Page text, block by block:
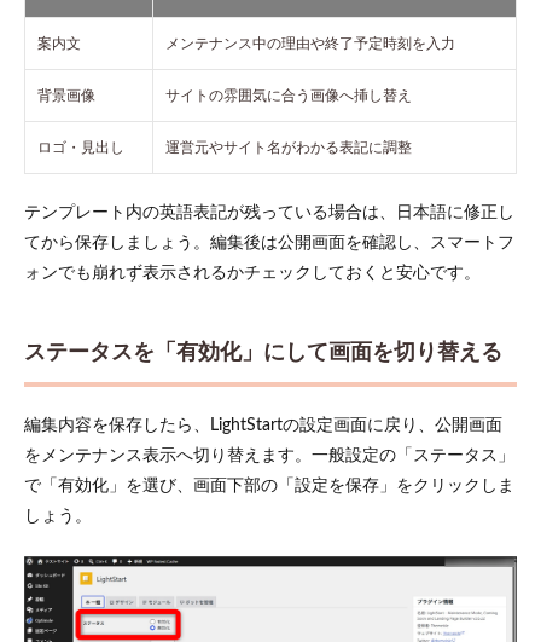
案内文 メンテナンス中の理由や終了予定時刻を入力
背景画像 サイトの雰囲気に合う画像へ挿し替え
ロゴ・見出し 運営元やサイト名がわかる表記に調整
テンプレート内の英語表記が残っている場合は、日本語に修正し
てから保存しましょう。編集後は公開画面を確認し、スマートフ
ォンでも崩れず表示されるかチェックしておくと安心です。
ステータスを「有効化」にして画面を切り替える
編集内容を保存したら、LightStartの設定画面に戻り、公開画面
をメンテナンス表示へ切り替えます。一般設定の「ステータス」
で「有効化」を選び、画面下部の「設定を保存」をクリックしま
しょう。